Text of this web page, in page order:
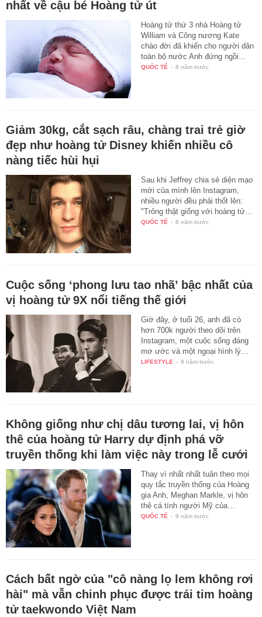
nhất về cậu bé Hoàng tử út
Hoàng tử thứ 3 nhà Hoàng tử
William và Công nương Kate
chào đời đã khiến cho người dân
toàn bộ nước Anh đứng ngồi…
QUỐC TẾ - 8 năm trước
Giảm 30kg, cắt sạch râu, chàng trai trẻ giờ
đẹp như hoàng tử Disney khiến nhiều cô
nàng tiếc hùi hụi
Sau khi Jeffrey chia sẻ diện mạo
mới của mình lên Instagram,
nhiều người đều phải thốt lên:
"Trông thật giống với hoàng tử…
QUỐC TẾ - 8 năm trước
Cuộc sống ‘phong lưu tao nhã’ bậc nhất của
vị hoàng tử 9X nổi tiếng thế giới
Giờ đây, ở tuổi 26, anh đã có
hơn 700k người theo dõi trên
Instagram, một cuộc sống đáng
mơ ước và một ngoại hình lý…
LIFESTYLE - 8 năm trước
Không giống như chị dâu tương lai, vị hôn
thê của hoàng tử Harry dự định phá vỡ
truyền thống khi làm việc này trong lễ cưới
Thay vì nhất nhất tuân theo mọi
quy tắc truyền thống của Hoàng
gia Anh, Meghan Markle, vị hôn
thê cá tính người Mỹ của…
QUỐC TẾ - 9 năm trước
Cách bất ngờ của "cô nàng lọ lem không rơi
hài" mà vẫn chinh phục được trái tim hoàng
tử taekwondo Việt Nam